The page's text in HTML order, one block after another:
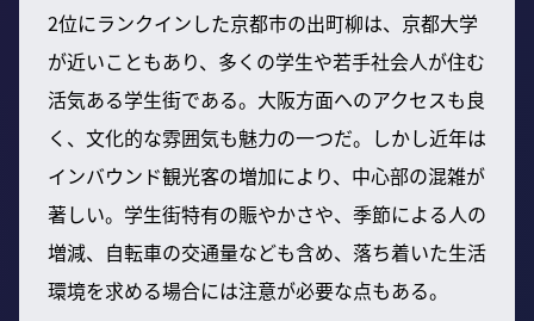
2位にランクインした京都市の出町柳は、京都大学
が近いこともあり、多くの学生や若手社会人が住む
活気ある学生街である。大阪方面へのアクセスも良
く、文化的な雰囲気も魅力の一つだ。しかし近年は
インバウンド観光客の増加により、中心部の混雑が
著しい。学生街特有の賑やかさや、季節による人の
増減、自転車の交通量なども含め、落ち着いた生活
環境を求める場合には注意が必要な点もある。